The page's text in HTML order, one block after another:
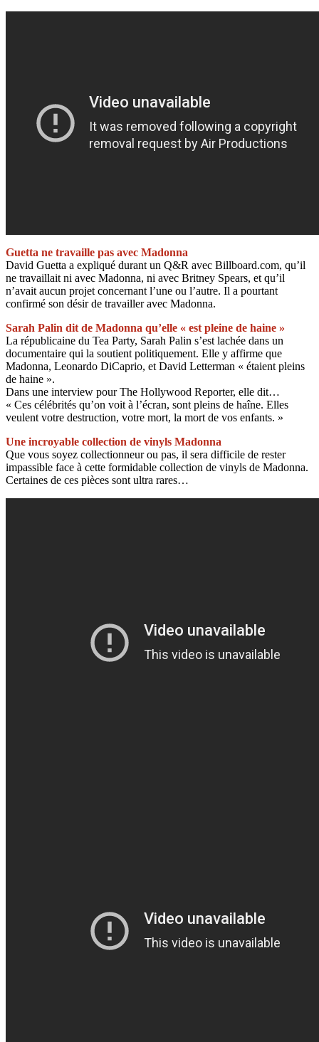
Guetta ne travaille pas avec Madonna
David Guetta a expliqué durant un Q&R avec Billboard.com, qu’il
ne travaillait ni avec Madonna, ni avec Britney Spears, et qu’il
n’avait aucun projet concernant l’une ou l’autre. Il a pourtant
confirmé son désir de travailler avec Madonna.
Sarah Palin dit de Madonna qu’elle « est pleine de haine »
La républicaine du Tea Party, Sarah Palin s’est lachée dans un
documentaire qui la soutient politiquement. Elle y affirme que
Madonna, Leonardo DiCaprio, et David Letterman « étaient pleins
de haine ».
Dans une interview pour The Hollywood Reporter, elle dit…
« Ces célébrités qu’on voit à l’écran, sont pleins de haîne. Elles
veulent votre destruction, votre mort, la mort de vos enfants. »
Une incroyable collection de vinyls Madonna
Que vous soyez collectionneur ou pas, il sera difficile de rester
impassible face à cette formidable collection de vinyls de Madonna.
Certaines de ces pièces sont ultra rares…